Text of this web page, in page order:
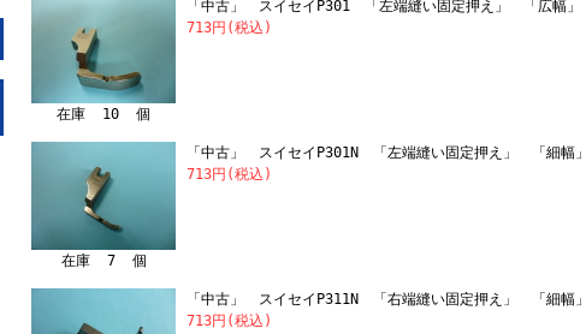
在庫 10 個
「中古」 スイセイP301 「左端縫い固定押え」 「広幅」
713円(税込)
在庫 7 個
「中古」 スイセイP301N 「左端縫い固定押え」 「細幅
713円(税込)
「中古」 スイセイP311N 「右端縫い固定押え」 「細幅
713円(税込)